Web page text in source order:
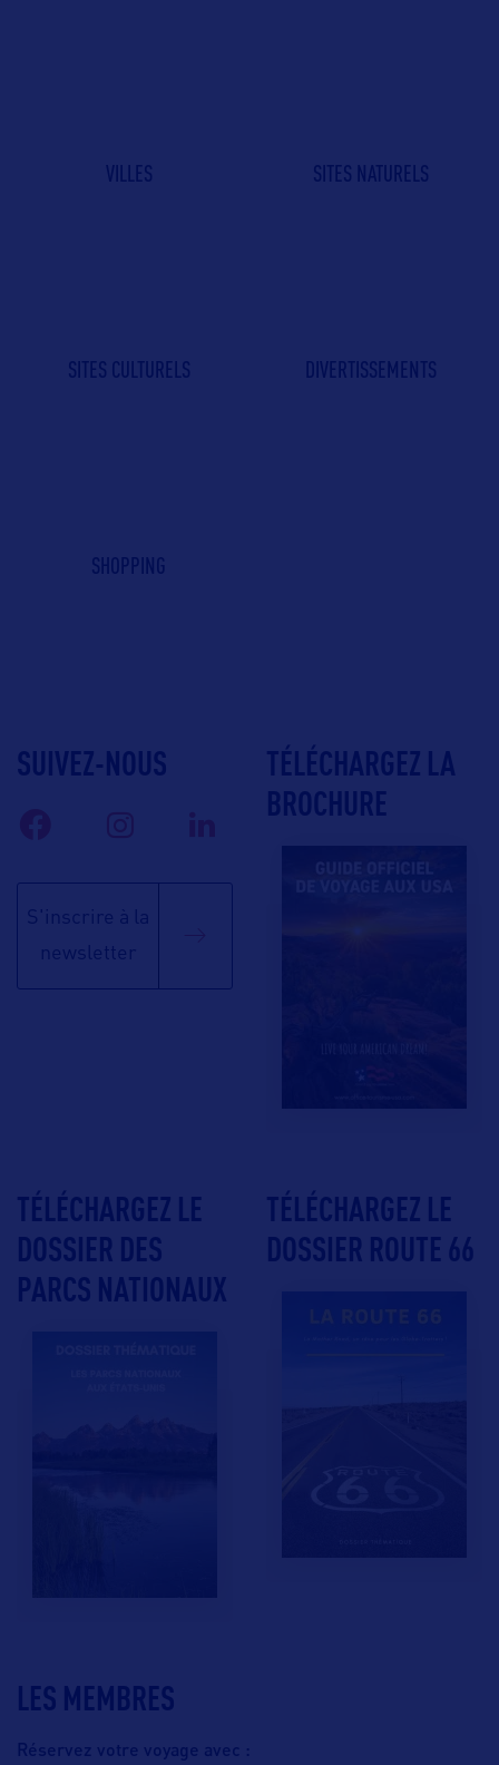
VILLES SITES NATURELS
SITES CULTURELS DIVERTISSEMENTS
SHOPPING
LES MEMBRES
Réservez votre voyage avec :
SUIVEZ-NOUS
S'inscrire à la
newsletter
TÉLÉCHARGEZ LA
BROCHURE
TÉLÉCHARGEZ LE
DOSSIER DES
PARCS NATIONAUX
TÉLÉCHARGEZ LE
DOSSIER ROUTE 66